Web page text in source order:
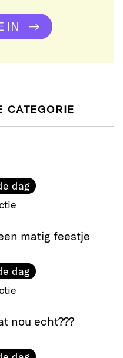
IN
CATEGORIE
dag
matig feestje
dag
nou echt???